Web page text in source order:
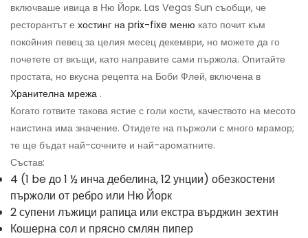
включваше ивица в Ню Йорк. Las Vegas Sun съобщи, че
ресторантът е хостинг на prix-fixe меню като почит към
покойния певец за целия месец декември, но можете да го
почетете от вкъщи, като направите сами пържола. Опитайте
простата, но вкусна рецепта на Боби Флей, включена в
Хранителна мрежа .
Когато готвите такова ястие с голи кости, качеството на месото
наистина има значение. Отидете на пържоли с много мрамор;
те ще бъдат най-сочните и най-ароматните.
Състав:
4 (1 be до 1 ½ инча дебелина, 12 унции) обезкостени
пържоли от ребро или Ню Йорк
2 супени лъжици рапица или екстра върджин зехтин
Кошерна сол и прясно смлян пипер